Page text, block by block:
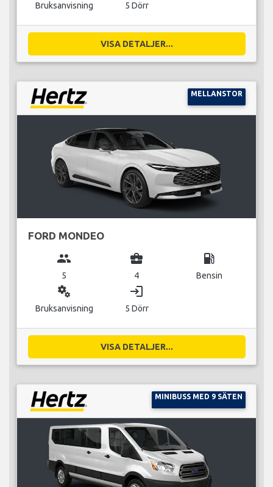
Bruksanvisning 5 Dörr
VISA DETALJER...
MELLANSTOR
FORD MONDEO
group
5
business_center
4
local_gas_station
Bensin
miscellaneous_services
Bruksanvisning
login
5 Dörr
VISA DETALJER...
MINIBUSS MED 9 SÄTEN